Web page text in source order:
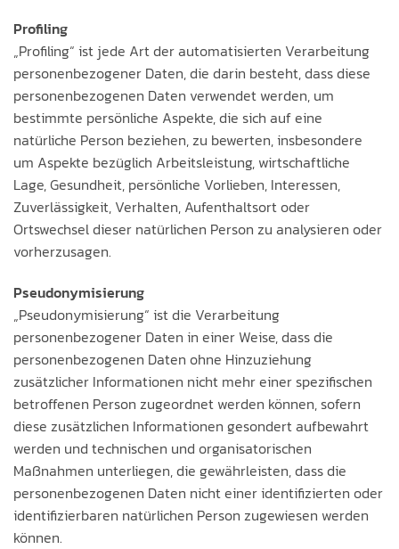
Profiling
„Profiling“ ist jede Art der automatisierten Verarbeitung
personenbezogener Daten, die darin besteht, dass diese
personenbezogenen Daten verwendet werden, um
bestimmte persönliche Aspekte, die sich auf eine
natürliche Person beziehen, zu bewerten, insbesondere
um Aspekte bezüglich Arbeitsleistung, wirtschaftliche
Lage, Gesundheit, persönliche Vorlieben, Interessen,
Zuverlässigkeit, Verhalten, Aufenthaltsort oder
Ortswechsel dieser natürlichen Person zu analysieren oder
vorherzusagen.
Pseudonymisierung
„Pseudonymisierung“ ist die Verarbeitung
personenbezogener Daten in einer Weise, dass die
personenbezogenen Daten ohne Hinzuziehung
zusätzlicher Informationen nicht mehr einer spezifischen
betroffenen Person zugeordnet werden können, sofern
diese zusätzlichen Informationen gesondert aufbewahrt
werden und technischen und organisatorischen
Maßnahmen unterliegen, die gewährleisten, dass die
personenbezogenen Daten nicht einer identifizierten oder
identifizierbaren natürlichen Person zugewiesen werden
können.